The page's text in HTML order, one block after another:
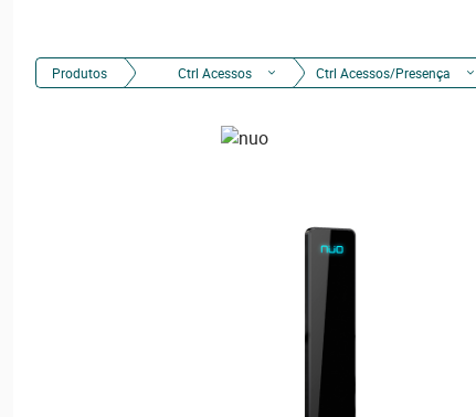
Produtos Ctrl Acessos Ctrl Acessos/Presença